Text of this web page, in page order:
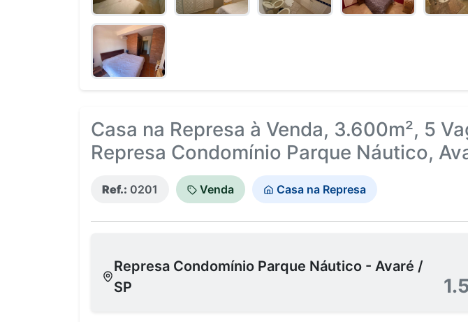
Casa na Represa à Venda, 3.600m², 5
Represa Condomínio Parque Náutico,
Ref.: 0201 Venda Casa na Represa
Represa Condomínio Parque Náutico - Avaré /
SP